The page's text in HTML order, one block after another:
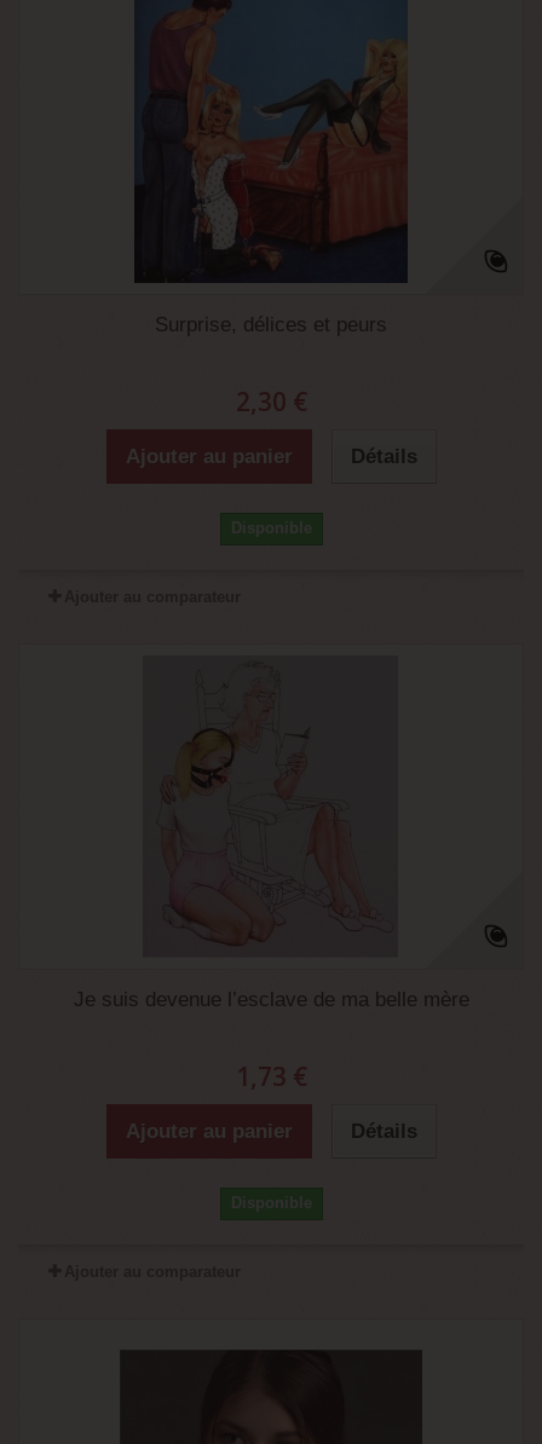
Surprise, délices et peurs
2,30 €
Ajouter au panier Détails
Disponible
Je suis devenue l’esclave de ma belle mère
1,73 €
Ajouter au panier Détails
Disponible